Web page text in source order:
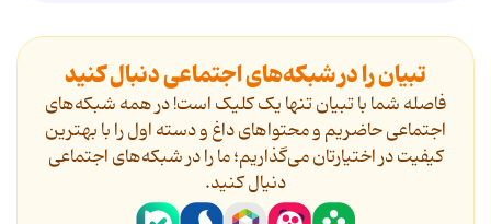
تبیان را در شبکه‌های اجتماعی دنبال کنید
فاصله شما با تبیان تنها یک کلیک است! در همه شبکه‌های
اجتماعی حاضریم و محتواهای داغ و دسته اول را با بهترین
کیفیت در اختیارتان می‌گذاریم؛ ما را در شبکه‌های اجتماعی
دنیال کنید.